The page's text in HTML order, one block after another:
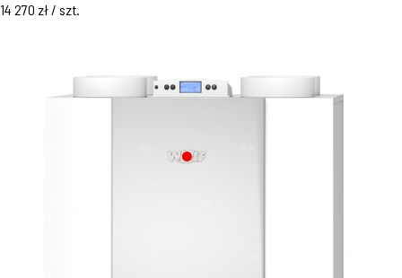
14 270 zł / szt.